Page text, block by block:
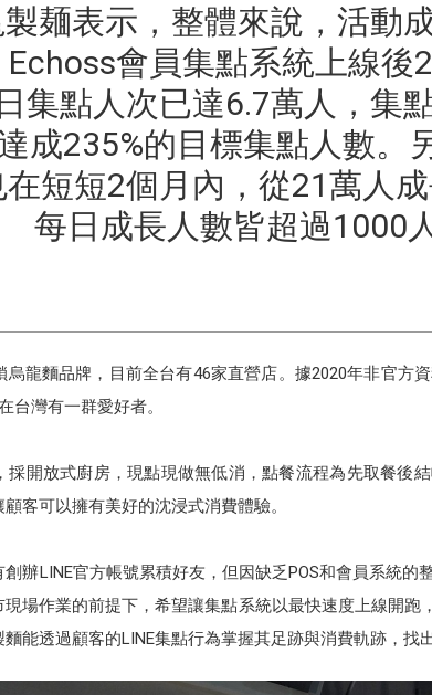
麺表示，整體來說，活動
Echoss會員集點系統上線後
集點人次已達6.7萬人，集
成235%的目標集點人數。
短短2個月內，從21萬人成
每日成長人數皆超過1000
烏龍麵品牌，目前全台有46家直營店。據2020年非官方
台灣有一群愛好者。
採開放式廚房，現點現做無低消，點餐流程為先取餐後
客可以擁有美好的沈浸式消費體驗。
辦LINE官方帳號累積好友，但因缺乏POS和會員系統
場作業的前提下，希望讓集點系統以最快速度上線開跑
能透過顧客的LINE集點行為掌握其足跡與消費軌跡，找